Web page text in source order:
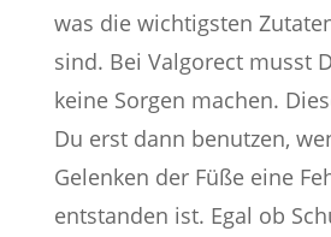
was die wichtigsten
sind. Bei Valgorect musst
keine Sorgen machen.
Du erst dann benutzen,
Gelenken der Füße eine
entstanden ist. Egal ob